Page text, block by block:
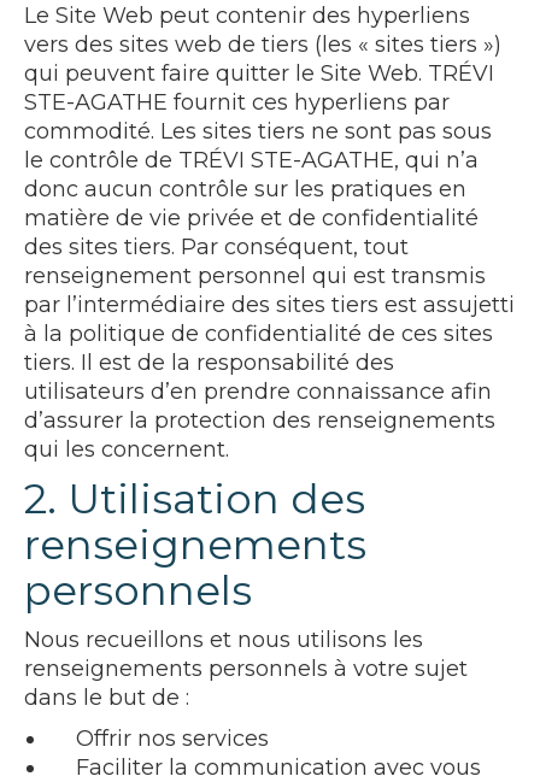
Le Site Web peut contenir des hyperliens
vers des sites web de tiers (les « sites tiers »)
qui peuvent faire quitter le Site Web. TRÉVI
STE-AGATHE fournit ces hyperliens par
commodité. Les sites tiers ne sont pas sous
le contrôle de TRÉVI STE-AGATHE, qui n’a
donc aucun contrôle sur les pratiques en
matière de vie privée et de confidentialité
des sites tiers. Par conséquent, tout
renseignement personnel qui est transmis
par l’intermédiaire des sites tiers est assujetti
à la politique de confidentialité de ces sites
tiers. Il est de la responsabilité des
utilisateurs d’en prendre connaissance afin
d’assurer la protection des renseignements
qui les concernent.
2. Utilisation des
renseignements
personnels
Nous recueillons et nous utilisons les
renseignements personnels à votre sujet
dans le but de :
Offrir nos services
Faciliter la communication avec vous